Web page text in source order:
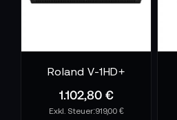
Audiorecordern, Interfaces
Musiker, Produzenten und
Erlebe mitRolanddie
Jahrzehnten die Welt bewegt.
Roland V-1HD+
1.102,80 €
919,00 €